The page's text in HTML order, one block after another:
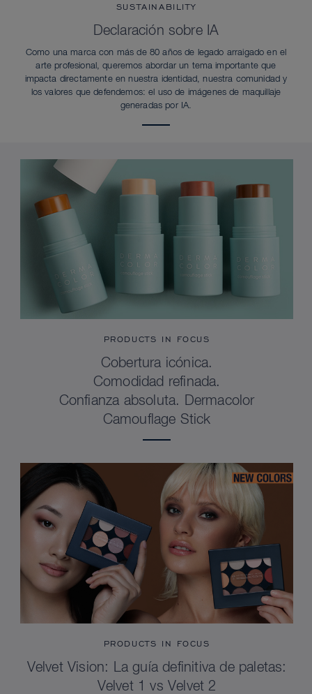
SUSTAINABILITY
Declaración sobre IA
Como una marca con más de 80 años de legado arraigado en el
arte profesional, queremos abordar un tema importante que
impacta directamente en nuestra identidad, nuestra comunidad y
los valores que defendemos: el uso de imágenes de maquillaje
generadas por IA.
PRODUCTS IN FOCUS
Cobertura icónica.
Comodidad refinada.
Confianza absoluta. Dermacolor
Camouflage Stick
PRODUCTS IN FOCUS
Velvet Vision: La guía definitiva de paletas:
Velvet 1 vs Velvet 2